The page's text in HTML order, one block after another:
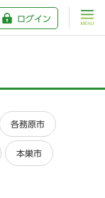
ログイン
各務原市
本巣市